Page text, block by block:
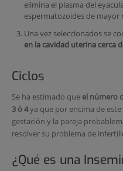
elimina el plasma del
espermatozoides de mayor
Una vez seleccionados se
en la cavidad uterina cerca
Ciclos
Se ha estimado que el número
3 ó 4ya que por encima de
gestación y la pareja
resolver su problema de
¿Qué es una